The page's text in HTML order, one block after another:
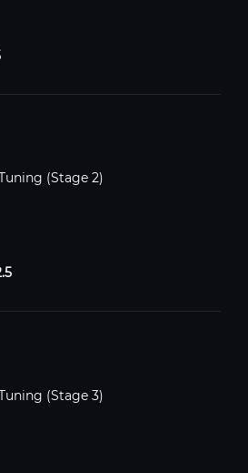
(Stage 2)
(Stage 3)